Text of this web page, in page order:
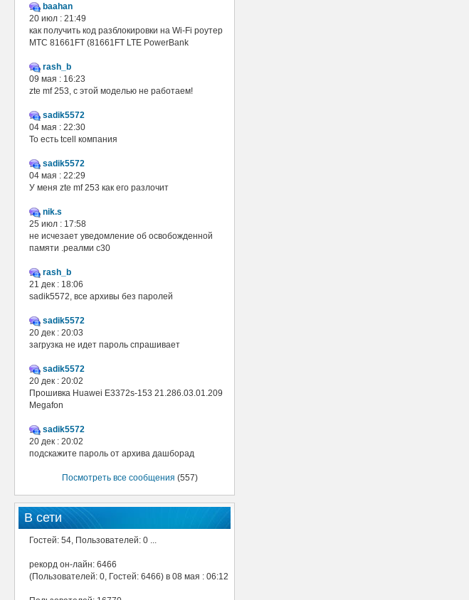
baahan
20 июл : 21:49
как получить код разблокировки на Wi-Fi роутер
МТС 81661FT (81661FT LTE PowerBank
rash_b
09 мая : 16:23
zte mf 253, с этой моделью не работаем!
sadik5572
04 мая : 22:30
То есть tcell компания
sadik5572
04 мая : 22:29
У меня zte mf 253 как его разлочит
nik.s
25 июл : 17:58
не исчезает уведомление об освобожденной
памяти .реалми с30
rash_b
21 дек : 18:06
sadik5572, все архивы без паролей
sadik5572
20 дек : 20:03
загрузка не идет пароль спрашивает
sadik5572
20 дек : 20:02
Прошивка Huawei E3372s-153 21.286.03.01.209
Megafon
sadik5572
20 дек : 20:02
подскажите пароль от архива дашборад
Посмотреть все сообщения (557)
В сети
Гостей: 54, Пользователей: 0 ...
рекорд он-лайн: 6466
(Пользователей: 0, Гостей: 6466) в 08 мая : 06:12